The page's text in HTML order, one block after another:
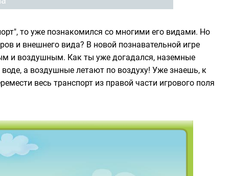
то уже познакомился со многими его видами. Но
и внешнего вида? В новой познавательной игре
и воздушным. Как ты уже догадался, наземные
а воздушные летают по воздуху! Уже знаешь, к
весь транспорт из правой части игрового поля